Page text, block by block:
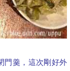
門羹，這次剛好外